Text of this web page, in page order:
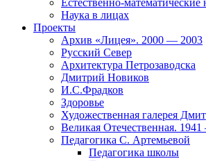
Естественно-математические
Наука в лицах
Проекты
Архив «Лицея». 2000 — 2003
Русский Север
Архитектура Петрозаводска
Дмитрий Новиков
И.С.Фрадков
Здоровье
Художественная галерея
Великая Отечественная.
Педагогика С. Артемьевой
Педагогика школы